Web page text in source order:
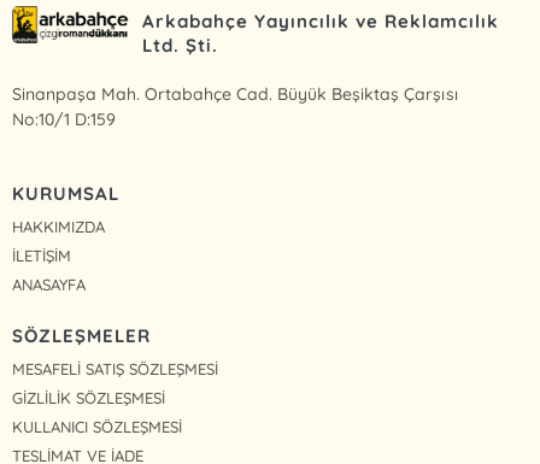
Arkabahçe Yayıncılık ve Reklamcılık
Ltd. Şti.
Sinanpaşa Mah. Ortabahçe Cad. Büyük Beşiktaş Çarşısı
No:10/1 D:159
KURUMSAL
HAKKIMIZDA
İLETİŞİM
ANASAYFA
SÖZLEŞMELER
MESAFELİ SATIŞ SÖZLEŞMESİ
GİZLİLİK SÖZLEŞMESİ
KULLANICI SÖZLEŞMESİ
TESLİMAT VE İADE